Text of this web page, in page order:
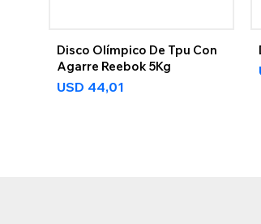
Disco Olímpico De Tpu Con
Agarre Reebok 5Kg
USD 44,01